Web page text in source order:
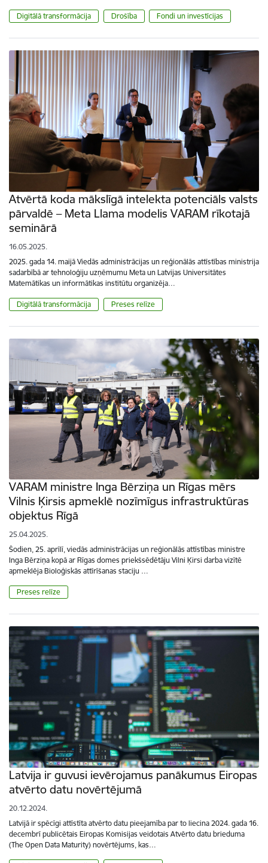
Digitālā transformācija Drošība Fondi un investīcijas
Atvērtā koda mākslīgā intelekta potenciāls valsts
pārvaldē – Meta Llama modelis VARAM rīkotajā
seminārā
16.05.2025.
2025. gada 14. maijā Viedās administrācijas un reģionālās attīstības ministrija
sadarbībā ar tehnoloģiju uzņēmumu Meta un Latvijas Universitātes
Matemātikas un informātikas institūtu organizēja…
Digitālā transformācija Preses relīze
VARAM ministre Inga Bērziņa un Rīgas mērs
Vilnis Ķirsis apmeklē nozīmīgus infrastruktūras
objektus Rīgā
25.04.2025.
Šodien, 25. aprīlī, viedās administrācijas un reģionālās attīstības ministre
Inga Bērziņa kopā ar Rīgas domes priekšsēdētāju Vilni Ķirsi darba vizītē
apmeklēja Bioloģiskās attīrīšanas staciju …
Preses relīze
Latvija ir guvusi ievērojamus panākumus Eiropas
atvērto datu novērtējumā
20.12.2024.
Latvijā ir spēcīgi attīstīta atvērto datu pieejamība par to liecina 2024. gada 16.
decembrī publicētais Eiropas Komisijas veidotais Atvērto datu brieduma
(The Open Data Maturity) novērtējums, kas…